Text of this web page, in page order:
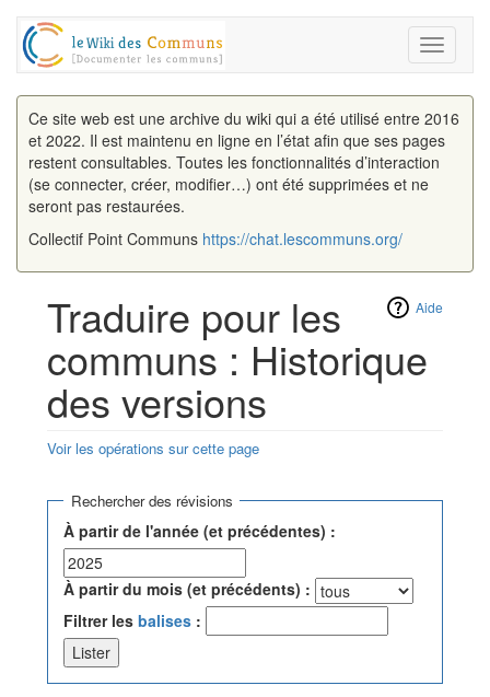
Toggle
Ce site web est une archive du wiki qui a été utilisé entre 2016
et 2022. Il est maintenu en ligne en l’état afin que ses pages
restent consultables. Toutes les fonctionnalités d’interaction
(se connecter, créer, modifier…) ont été supprimées et ne
seront pas restaurées.
Collectif Point Communs https://chat.lescommuns.org/
Aide
Traduire pour les
communs : Historique
des versions
Voir les opérations sur cette page
Rechercher des révisions
À partir de l'année (et précédentes) :
À partir du mois (et précédents) :
Filtrer les balises :